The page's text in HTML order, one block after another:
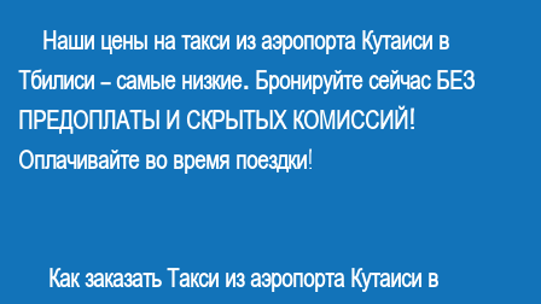
Наши цены на такси из аэропорта Кутаиси в
Тбилиси - самые низкие. Бронируйте сейчас БЕЗ
ПРЕДОПЛАТЫ И СКРЫТЫХ КОМИССИЙ!
Оплачивайте во время поездки!
Как заказатьТакси из аэропорта Кутаиси в